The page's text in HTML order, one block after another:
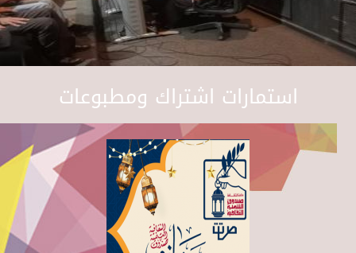
استمارات اشتراك ومطبوعات